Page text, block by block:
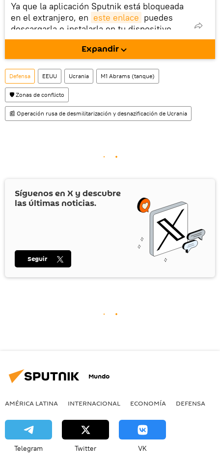
Ya que la aplicación Sputnik está bloqueada
en el extranjero, en este enlace puedes
descargarla e instalarla en tu dispositivo
móvil (¡solo para Android!).
También tenemos una cuenta en la red
social rusa VK .
Expandir
Defensa EEUU Ucrania M1 Abrams (tanque)
🛡️ Zonas de conflicto
📰 Operación rusa de desmilitarización y desnazificación de Ucrania
Síguenos en X y descubre
las últimas noticias.
Seguir
Mundo
AMÉRICA LATINA INTERNACIONAL ECONOMÍA DEFENSA
Telegram Twitter VK